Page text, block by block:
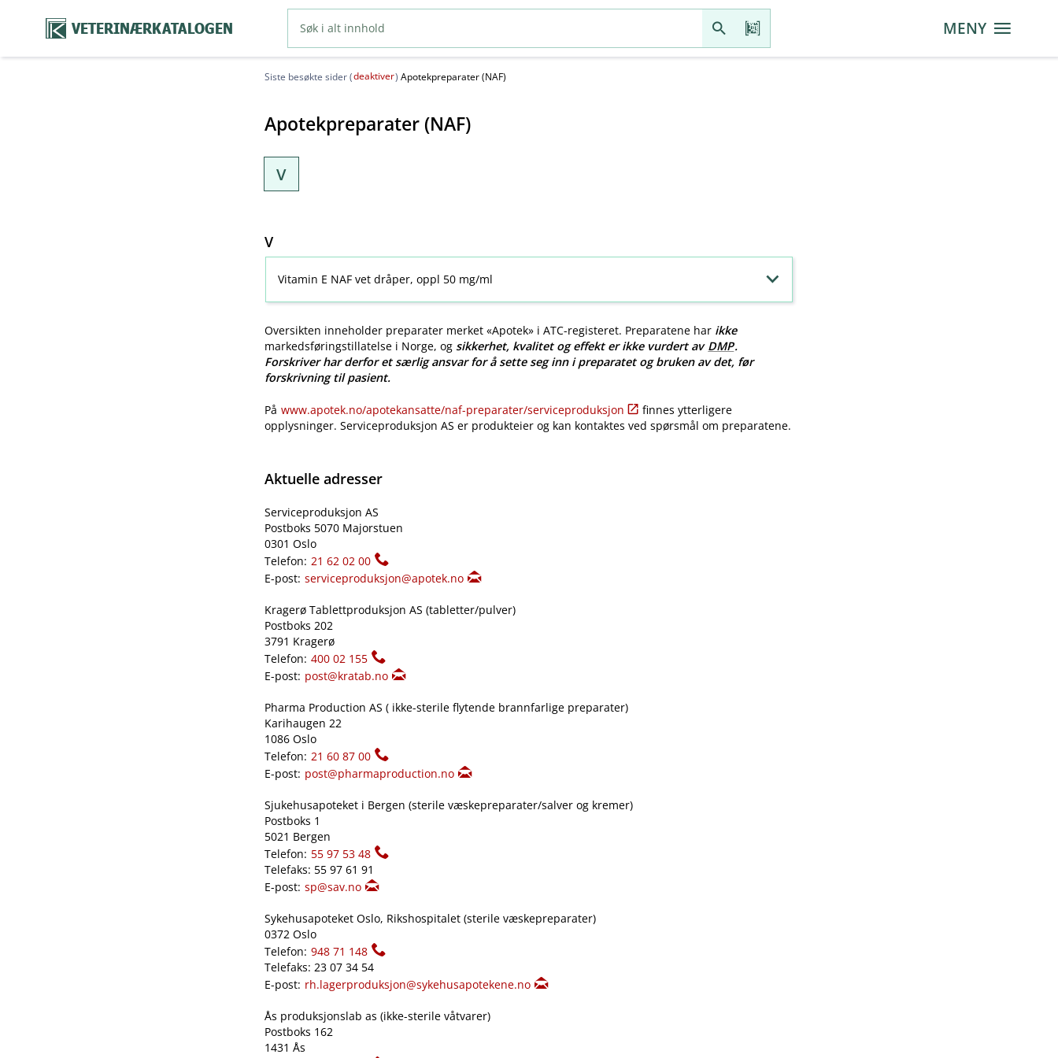
VETERINÆRKATALOGEN MENY
Siste besøkte sider (deaktiver) Apotekpreparater (NAF)
Apotekpreparater (NAF)
V
V
Vitamin E NAF vet dråper, oppl 50 mg/ml
Oversikten inneholder preparater merket «Apotek» i ATC-registeret. Preparatene har ikke
markedsføringstillatelse i Norge, ogsikkerhet, kvalitet og effekt er ikke vurdert av DMP.
Forskriver har derfor et særlig ansvar for å sette seg inn i preparatet og bruken av det, før
forskrivning til pasient.
På www.apotek.no​/​apotekansatte​/​naf-preparater​/​serviceproduksjon
finnes ytterligere
opplysninger. Serviceproduksjon AS er produkteier og kan kontaktes ved spørsmål om preparatene.
Aktuelle adresser
Serviceproduksjon AS
Postboks 5070 Majorstuen
0301 Oslo
Telefon: 21 62 02 00
E-post: serviceproduksjon@apotek.no
Kragerø Tablettproduksjon AS (tabletter​/​pulver)
Postboks 202
3791 Kragerø
Telefon: 400 02 155
E-post: post@kratab.no
Pharma Production AS ( ikke-sterile flytende brannfarlige preparater)
Karihaugen 22
1086 Oslo
Telefon: 21 60 87 00
E-post: post@pharmaproduction.no
Sjukehusapoteket i Bergen (sterile væskepreparater​/​salver og kremer)
Postboks 1
5021 Bergen
Telefon: 55 97 53 48
Telefaks: 55 97 61 91
E-post: sp@sav.no
Sykehusapoteket Oslo, Rikshospitalet (sterile væskepreparater)
0372 Oslo
Telefon: 948 71 148
Telefaks: 23 07 34 54
E-post: rh.lagerproduksjon@sykehusapotekene.no
Ås produksjonslab as (ikke-sterile våtvarer)
Postboks 162
1431 Ås